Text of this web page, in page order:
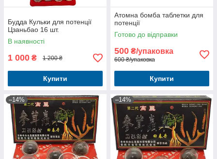
Будда Кульки для потенції
Цзаньбао 16 шт.
В наявності
1 000 ₴ 1 200 ₴
Купити
Атомна бомба таблетки для
потенції
Готово до відправки
500 ₴/упаковка
600 ₴/упаковка
Купити
–14% –14%